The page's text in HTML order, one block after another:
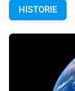
Témata
Pořady
HISTORIE